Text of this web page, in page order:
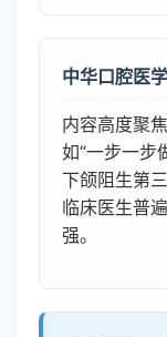
中华口腔医
内容高度聚
如“一步一步
下颌阻生第
临床医生普
强。